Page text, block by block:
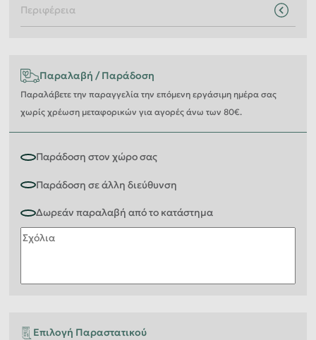
Περιφέρεια
Παραλαβή /Παράδοση
Παραλάβετε την παραγγελία την επόμενη εργάσιμη ημέρα σας
χωρίς χρέωση μεταφορικών για αγορές άνω των 80€.
Επιλογή Παραστατικού